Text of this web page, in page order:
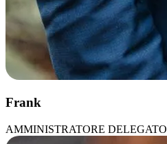
Frank
AMMINISTRATORE DELEGATO